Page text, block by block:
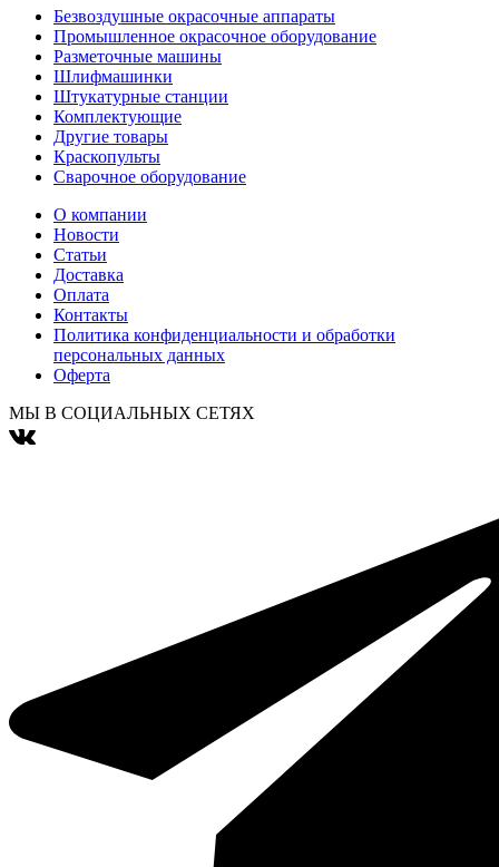
Безвоздушные окрасочные аппараты
Промышленное окрасочное оборудование
Разметочные машины
Шлифмашинки
Штукатурные станции
Комплектующие
Другие товары
Краскопульты
Сварочное оборудование
О компании
Новости
Статьи
Доставка
Оплата
Контакты
Политика конфиденциальности и обработки
персональных данных
Оферта
МЫ В СОЦИАЛЬНЫХ СЕТЯХ